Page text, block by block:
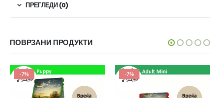
ПРЕГЛЕДИ (0)
ПОВРЗАНИ ПРОДУКТИ
-7% -7%